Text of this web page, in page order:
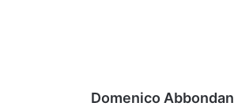
Domenico